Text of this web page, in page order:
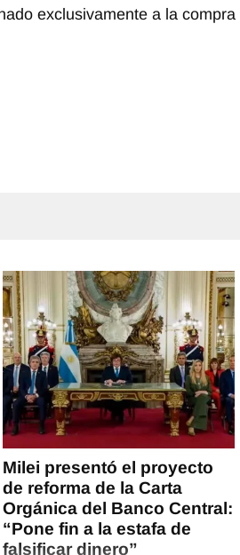
exclusivamente a la compra
Milei presentó el proyecto
de reforma de la Carta
Orgánica del Banco Central:
“Pone fin a la estafa de
falsificar dinero”